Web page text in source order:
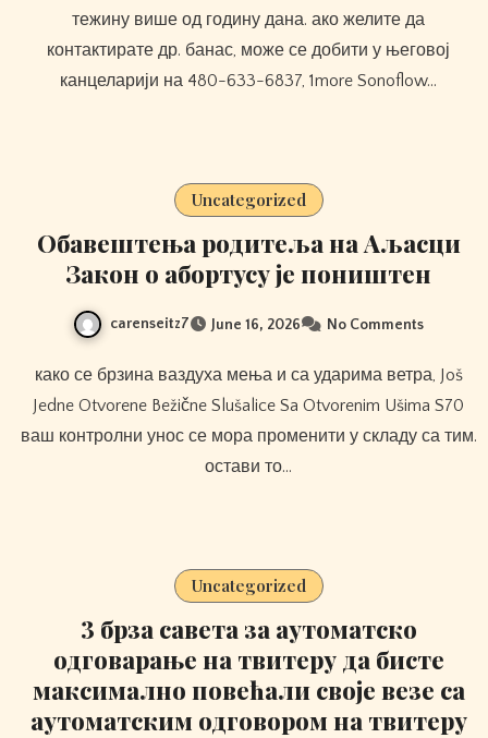
тежину више од годину дана. ако желите да
контактирате др. банас, може се добити у његовој
канцеларији на 480-633-6837, 1more Sonoflow…
Uncategorized
Обавештења родитеља на Аљасци
Закон о абортусу је поништен
carenseitz7 June 16, 2026 No Comments
како се брзина ваздуха мења и са ударима ветра, Još
Jedne Otvorene Bežične Slušalice Sa Otvorenim Ušima S70
ваш контролни унос се мора променити у складу са тим.
остави то…
Uncategorized
3 брза савета за аутоматско
одговарање на твитеру да бисте
максимално повећали своје везе са
аутоматским одговором на твитеру